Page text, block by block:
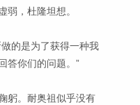
，杜隆坦想。
的是为了获得一种我
答你们的问题。”
躬。耐奥祖似乎没有